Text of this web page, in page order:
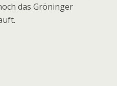
das Gröninger